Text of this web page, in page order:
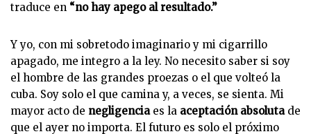
traduce en “no hay apego al resultado.”
Y yo, con mi sobretodo imaginario y mi cigarrillo
apagado, me integro a la ley. No necesito saber si soy
el hombre de las grandes proezas o el que volteó la
cuba. Soy solo el que camina y, a veces, se sienta. Mi
mayor acto de negligenciaes la aceptación absolutade
que el ayer no importa. El futuro es solo el próximo